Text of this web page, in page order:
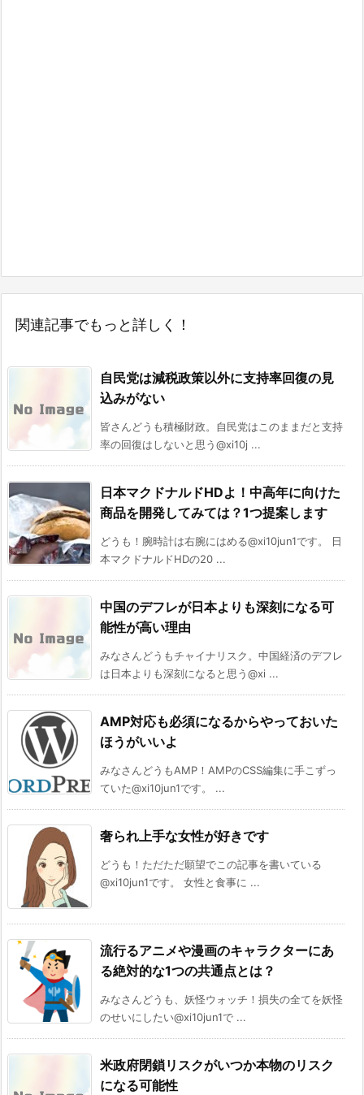
関連記事でもっと詳しく！
自民党は減税政策以外に支持率回復の見
込みがない
皆さんどうも積極財政。自民党はこのままだと支持
率の回復はしないと思う@xi10j ...
日本マクドナルドHDよ！中高年に向けた
商品を開発してみては？1つ提案します
どうも！腕時計は右腕にはめる@xi10jun1です。 日
本マクドナルドHDの20 ...
中国のデフレが日本よりも深刻になる可
能性が高い理由
みなさんどうもチャイナリスク。中国経済のデフレ
は日本よりも深刻になると思う@xi ...
AMP対応も必須になるからやっておいた
ほうがいいよ
みなさんどうもAMP！AMPのCSS編集に手こずっ
ていた@xi10jun1です。 ...
奢られ上手な女性が好きです
どうも！ただただ願望でこの記事を書いている
@xi10jun1です。 女性と食事に ...
流行るアニメや漫画のキャラクターにあ
る絶対的な1つの共通点とは？
みなさんどうも、妖怪ウォッチ！損失の全てを妖怪
のせいにしたい@xi10jun1で ...
米政府閉鎖リスクがいつか本物のリスク
になる可能性